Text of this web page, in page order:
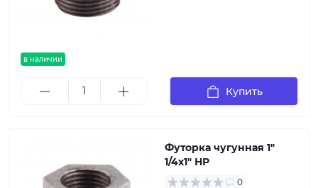
в наличии
Купить
Футорка чугунная 1"
1/4х1" НР
0